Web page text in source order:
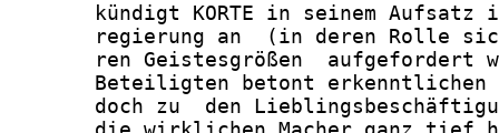
kündigt KORTE in seinem Aufsatz
regierung an  (in deren Rolle
ren Geistesgrößen  aufgefordert
Beteiligten betont
doch zu  den